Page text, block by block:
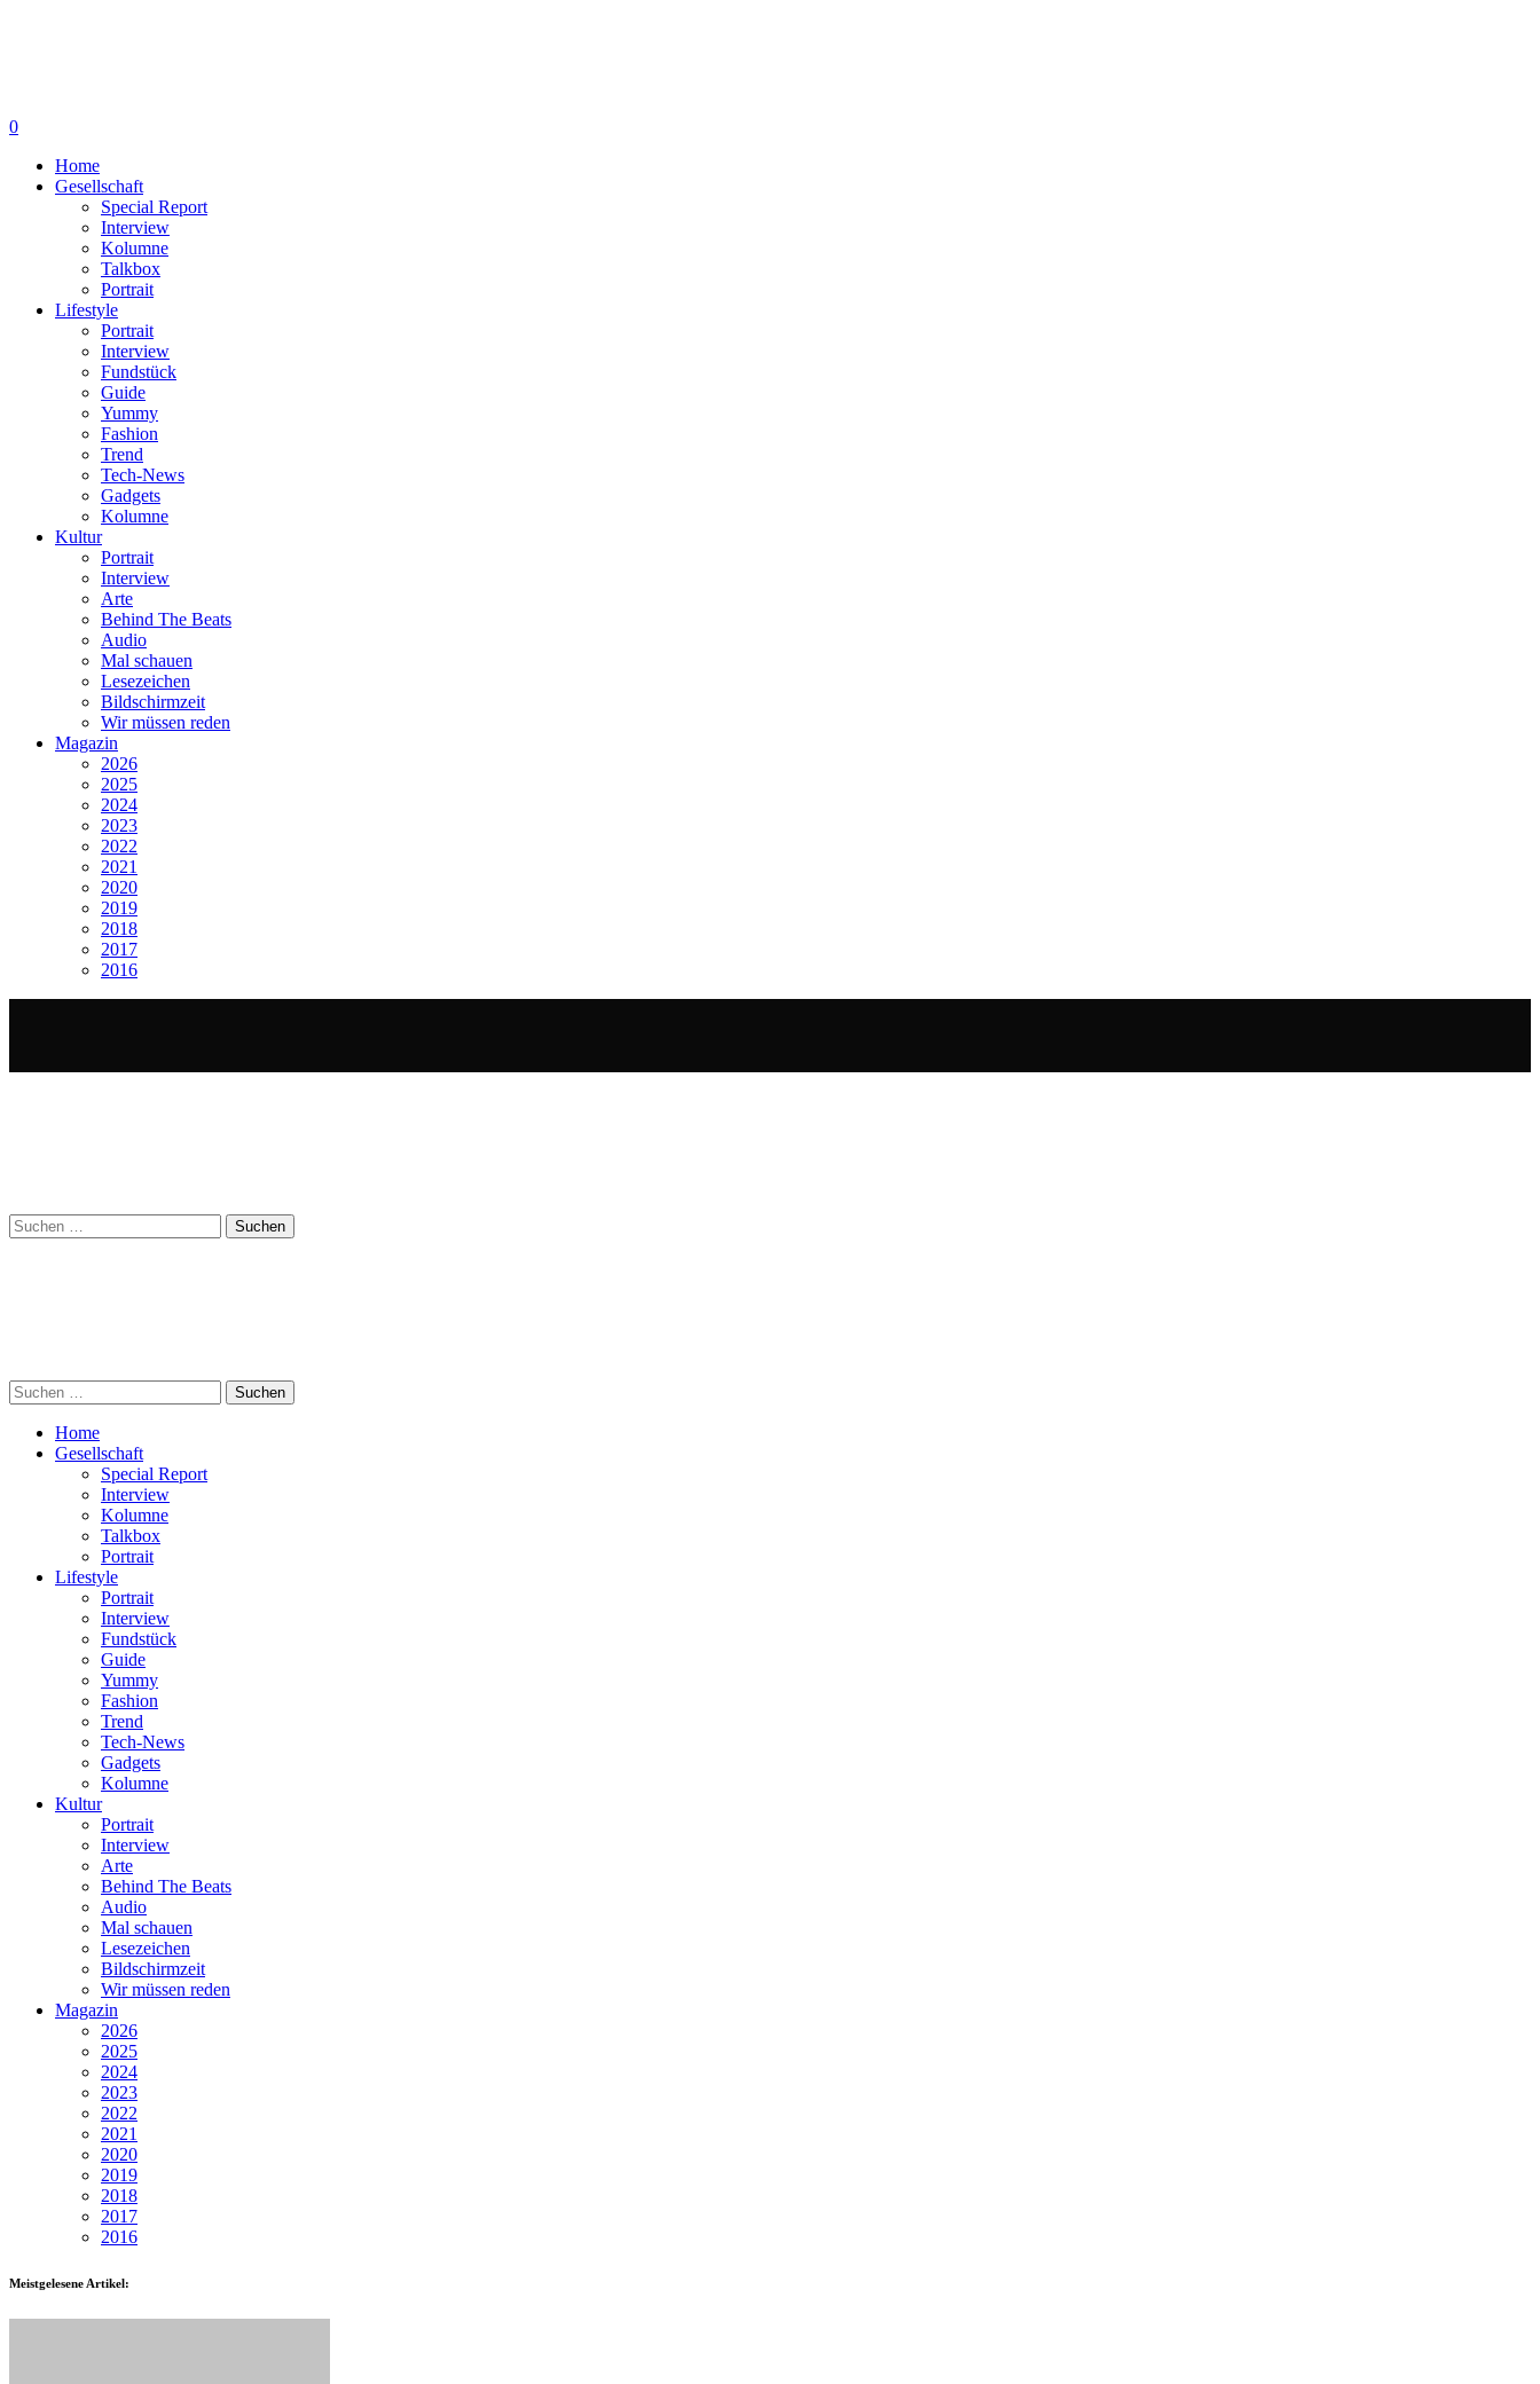
0
Home
Gesellschaft
Special Report
Interview
Kolumne
Talkbox
Portrait
Lifestyle
Portrait
Interview
Fundstück
Guide
Yummy
Fashion
Trend
Tech-News
Gadgets
Kolumne
Kultur
Portrait
Interview
Arte
Behind The Beats
Audio
Mal schauen
Lesezeichen
Bildschirmzeit
Wir müssen reden
Magazin
2026
2025
2024
2023
2022
2021
2020
2019
2018
2017
2016
Suchen
nach:
Suchen
nach:
Home
Gesellschaft
Special Report
Interview
Kolumne
Talkbox
Portrait
Lifestyle
Portrait
Interview
Fundstück
Guide
Yummy
Fashion
Trend
Tech-News
Gadgets
Kolumne
Kultur
Portrait
Interview
Arte
Behind The Beats
Audio
Mal schauen
Lesezeichen
Bildschirmzeit
Wir müssen reden
Magazin
2026
2025
2024
2023
2022
2021
2020
2019
2018
2017
2016
Meistgelesene Artikel: